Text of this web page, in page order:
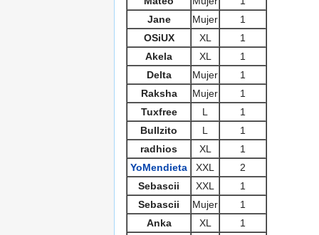
Jane
Mujer
1
OSiUX
XL
1
Akela
XL
1
Delta
Mujer
1
Raksha
Mujer
1
Tuxfree
L
1
Bullzito
L
1
radhios
XL
1
YoMendieta
XXL
2
Sebascii
XXL
1
Sebascii
Mujer
1
Anka
XL
1